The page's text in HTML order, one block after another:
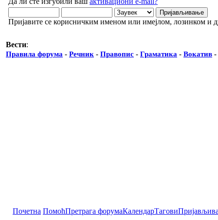
Пријавите се корисничким именом или имејлом, лозинком и
Вести:
Правила форума - Речник - Правопис - Граматика - Вокатив -
Почетна ПомоћПретрага форумаКалендарТагови